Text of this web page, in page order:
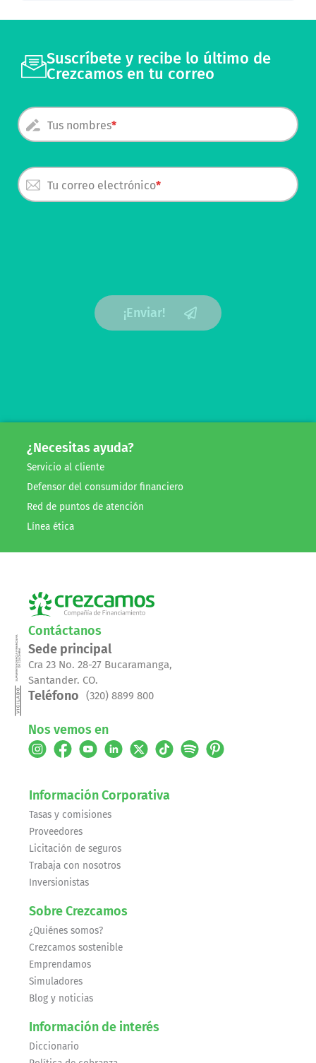
Suscríbete y recibe lo último de
Crezcamos en tu correo
Tus nombres
Tu correo electrónico
¡Enviar!
¿Necesitas ayuda?
Servicio al cliente
Defensor del consumidor financiero
Red de puntos de atención
Línea ética
Contáctanos
Sede principal
Cra 23 No. 28-27 Bucaramanga,
Santander. CO.
Teléfono (320) 8899 800
Nos vemos en
Información Corporativa
Tasas y comisiones
Proveedores
Licitación de seguros
Trabaja con nosotros
Inversionistas
Sobre Crezcamos
¿Quiénes somos?
Crezcamos sostenible
Emprendamos
Simuladores
Blog y noticias
Información de interés
Diccionario